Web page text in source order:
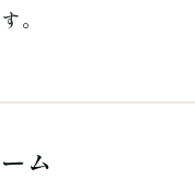
。
ム